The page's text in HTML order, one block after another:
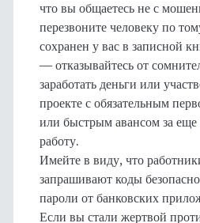
что вы общаетесь не с
перезвоните человеку по
сохранен у вас в записной
— отказывайтесь от
заработать деньги или
проекте с обязательным
или быстрым авансом за
работу.
Имейте в виду, что
запрашивают коды
пароли от банковских
Если вы стали жертвой